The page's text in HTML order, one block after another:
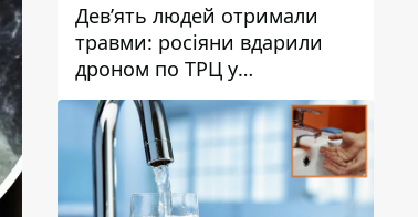
Дев’ять людей отримали
травми: росіяни вдарили
дроном по ТРЦ у
Павлограді, чи
працюватиме заклад надалі